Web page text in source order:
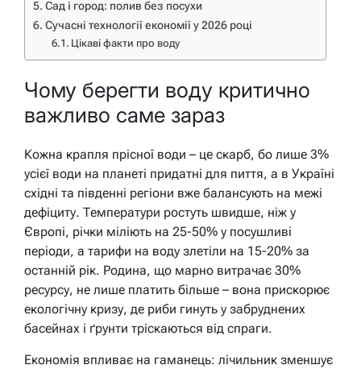
Сад і город: полив без посухи
Сучасні технології економії у 2026 році
Цікаві факти про воду
Чому берегти воду критично
важливо саме зараз
Кожна крапля прісної води – це скарб, бо лише 3%
усієї води на планеті придатні для пиття, а в Україні
східні та південні регіони вже балансують на межі
дефіциту. Температури ростуть швидше, ніж у
Європі, річки міліють на 25-50% у посушливі
періоди, а тарифи на воду злетіли на 15-20% за
останній рік. Родина, що марно витрачає 30%
ресурсу, не лише платить більше – вона прискорює
екологічну кризу, де риби гинуть у забруднених
басейнах і ґрунти тріскаються від спраги.
Економія впливає на гаманець: лічильник зменшує